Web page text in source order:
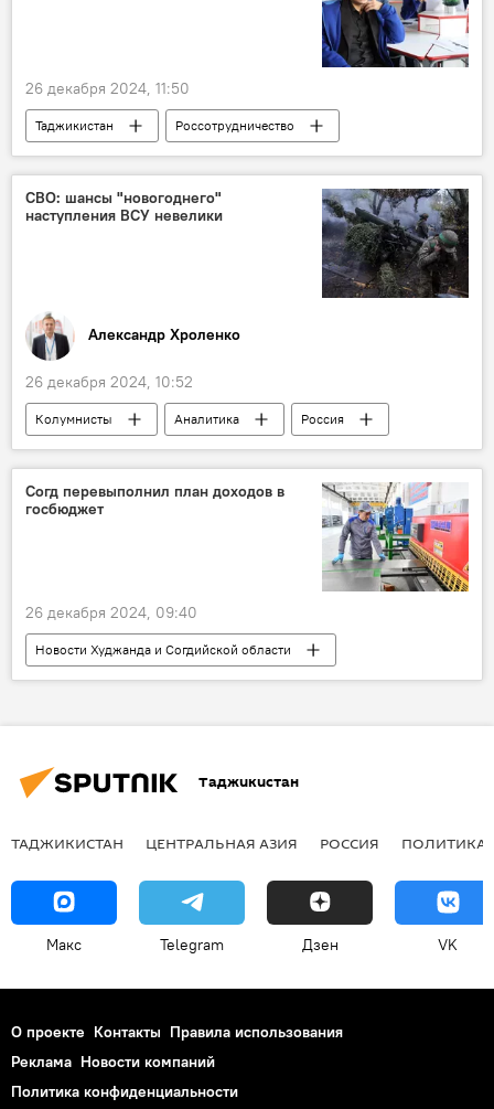
26 декабря 2024, 11:50
Таджикистан
Россотрудничество
Россия
Образование
СВО: шансы "новогоднего"
наступления ВСУ невелики
Александр Хроленко
26 декабря 2024, 10:52
Колумнисты Аналитика
Россия
Армия и вооружение
Украина
Спецоперация России по защите Донбасса: последние новости
Согд перевыполнил план доходов в
госбюджет
26 декабря 2024, 09:40
Новости Худжанда и Согдийской области
Таджикистан
Экономика бюджет
Таджикистан
ТАДЖИКИСТАН ЦЕНТРАЛЬНАЯ АЗИЯ РОССИЯ ПОЛИТИКА
Макс Telegram Дзен VK
О проекте Контакты Правила использования
Реклама Новости компаний
Политика конфиденциальности